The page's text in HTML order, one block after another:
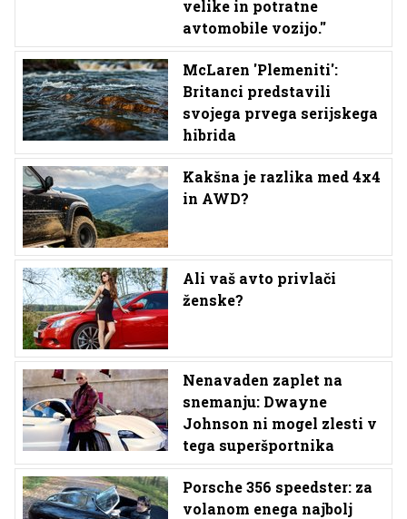
velike in potratne
avtomobile vozijo.''
McLaren 'Plemeniti':
Britanci predstavili
svojega prvega serijskega
hibrida
Kakšna je razlika med 4x4
in AWD?
Ali vaš avto privlači
ženske?
Nenavaden zaplet na
snemanju: Dwayne
Johnson ni mogel zlesti v
tega superšportnika
Porsche 356 speedster: za
volanom enega najbolj